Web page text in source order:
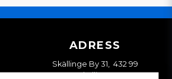
ADRESS
Skällinge By 31, 432 99
Skällinge